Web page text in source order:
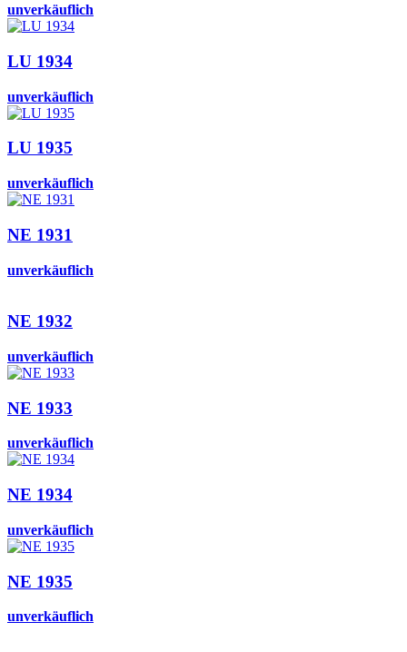
unverkäuflich
LU 1934
unverkäuflich
LU 1935
unverkäuflich
NE 1931
unverkäuflich
NE 1932
unverkäuflich
NE 1933
unverkäuflich
NE 1934
unverkäuflich
NE 1935
unverkäuflich